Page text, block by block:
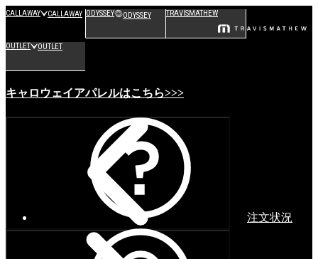
CALLAWAY CALLAWAY ODYSSEY ODYSSEY TRAVISMATHEW
OUTLET OUTLET
キャロウェイアパレルはこちら>>>
注文状況